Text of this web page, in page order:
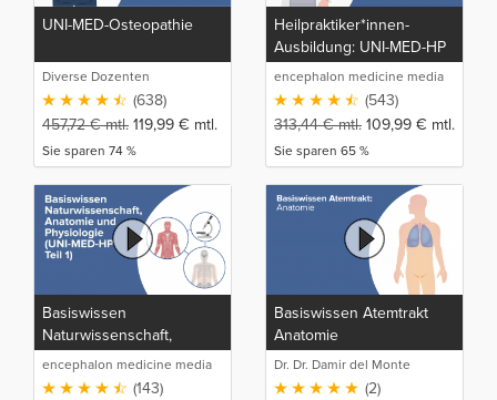
UNI-MED-Osteopathie
Diverse Dozenten
(638)
457,72€mtl. 119,99 € mtl.
Sie sparen 74 %
Heilpraktiker*innen-
Ausbildung: UNI-MED-HP
encephalon medicine media
production GmbH(543)
313,44€mtl. 109,99 € mtl.
Sie sparen 65 %
Basiswissen
Naturwissenschaft,
Anatomie und Physiologie
(UNI-MED-HP Teil 1)
encephalon medicine media
production GmbH(143)
Basiswissen Atemtrakt
Anatomie
Dr. Dr. Damir del Monte
(2)